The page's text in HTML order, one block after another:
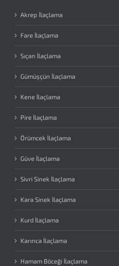
Akrep İlaçlama
Fare İlaçlama
Sıçan İlaçlama
Gümüşçün İlaçlama
Kene İlaçlama
Pire İlaçlama
Örümcek İlaçlama
Güve İlaçlama
Sivri Sinek İlaçlama
Kara Sinek İlaçlama
Kurd İlaçlama
Karınca İlaçlama
Hamam Böceği İlaçlama